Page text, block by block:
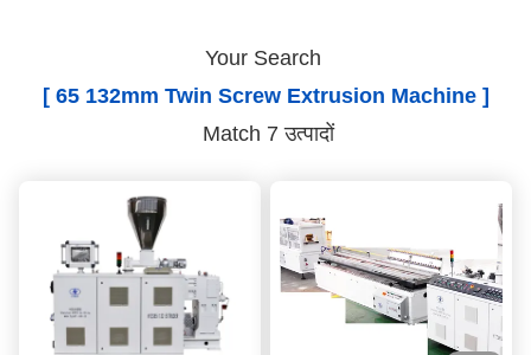
Your Search
[ 65 132mm Twin Screw Extrusion Machine ]
Match 7 उत्पादों